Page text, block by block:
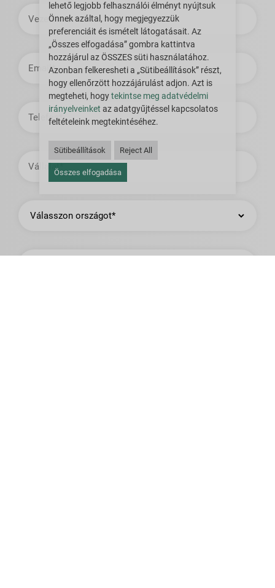
Vezetéknév
mail
Állam
lehető legjobb felhasználói élményt nyújtsuk
Önnek azáltal, hogy megjegyezzük
preferenciáit és ismételt látogatásait. Az
„Összes elfogadása” gombra kattintva
hozzájárul az ÖSSZES süti használatához.
Azonban felkeresheti a „Sütibeállítások” részt,
hogy ellenőrzött hozzájárulást adjon. Azt is
megteheti, hogytekintse meg adatvédelmi
irányelveinket az adatgyűjtéssel kapcsolatos
feltételeink megtekintéséhez.
Sütibeállítások Reject All
Összes elfogadása